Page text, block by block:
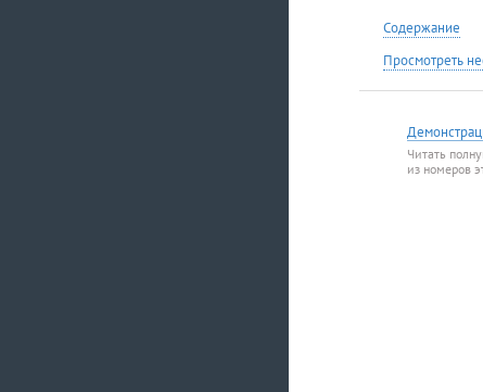
Содержание
Просмотреть
Читать
из номеров